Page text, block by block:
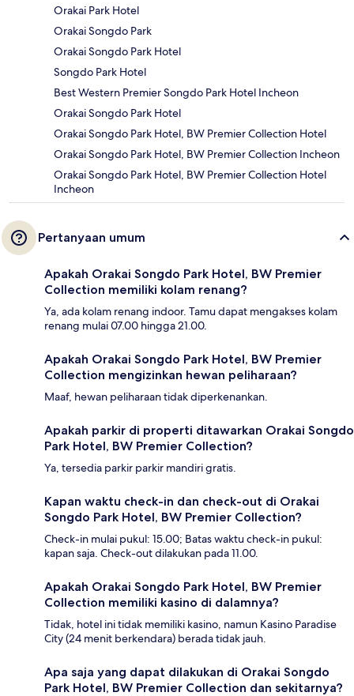
Orakai Park Hotel
Orakai Songdo Park
Orakai Songdo Park Hotel
Songdo Park Hotel
Best Western Premier Songdo Park Hotel Incheon
Orakai Songdo Park Hotel
Orakai Songdo Park Hotel, BW Premier Collection Hotel
Orakai Songdo Park Hotel, BW Premier Collection Incheon
Orakai Songdo Park Hotel, BW Premier Collection Hotel
Incheon
Pertanyaan umum
Apakah Orakai Songdo Park Hotel, BW Premier
Collection memiliki kolam renang?
Ya, ada kolam renang indoor. Tamu dapat mengakses kolam
renang mulai 07.00 hingga 21.00.
Apakah Orakai Songdo Park Hotel, BW Premier
Collection mengizinkan hewan peliharaan?
Maaf, hewan peliharaan tidak diperkenankan.
Apakah parkir di properti ditawarkan Orakai Songdo
Park Hotel, BW Premier Collection?
Ya, tersedia parkir parkir mandiri gratis.
Kapan waktu check-in dan check-out di Orakai
Songdo Park Hotel, BW Premier Collection?
Check-in mulai pukul: 15.00; Batas waktu check-in pukul:
kapan saja. Check-out dilakukan pada 11.00.
Apakah Orakai Songdo Park Hotel, BW Premier
Collection memiliki kasino di dalamnya?
Tidak, hotel ini tidak memiliki kasino, namun Kasino Paradise
City (24 menit berkendara) berada tidak jauh.
Apa saja yang dapat dilakukan di Orakai Songdo
Park Hotel, BW Premier Collection dan sekitarnya?